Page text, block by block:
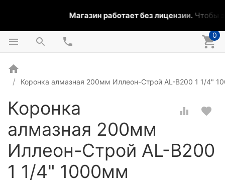
Магазин работает без лицензии.Чтобы
0
Коронка алмазная 200мм Иллеон-Строй AL-B200 1 1/4"
Коронка
алмазная 200мм
Иллеон-Строй AL-B200
1 1/4" 1000мм